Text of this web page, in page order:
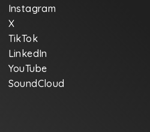
Instagram
X
TikTok
LinkedIn
YouTube
SoundCloud